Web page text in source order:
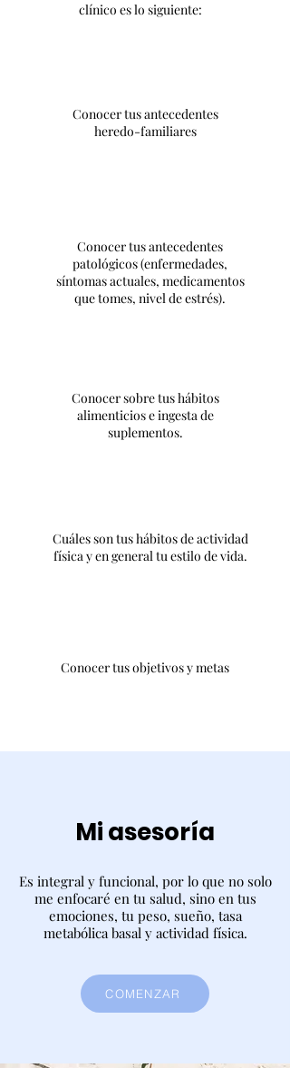
clínico es lo siguiente:
Conocer tus antecedentes
heredo-familiares
Conocer tus antecedentes
patológicos (enfermedades,
síntomas actuales, medicamentos
que tomes, nivel de estrés).
Conocer sobre tus hábitos
alimenticios e ingesta de
suplementos.
Cuáles son tus hábitos de actividad
física y en general tu estilo de vida.
Conocer tus objetivos y metas
Mi asesoría
Es integral y funcional, por lo que no solo
me enfocaré en tu salud, sino en tus
emociones, tu peso, sueño, tasa
metabólica basal y actividad física.
COMENZAR